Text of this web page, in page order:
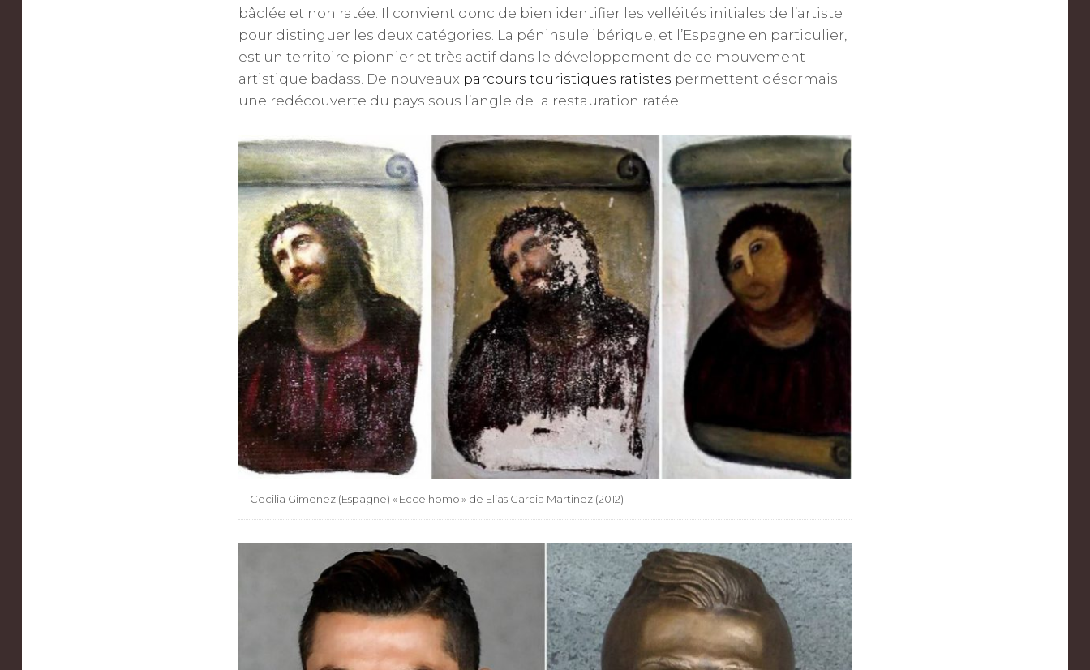
bâclée et non ratée. Il convient donc de bien identifier les velléités initiales de l’artiste
pour distinguer les deux catégories. La péninsule ibérique, et l’Espagne en particulier,
est un territoire pionnier et très actif dans le développement de ce mouvement
artistique badass. De nouveaux parcours touristiques ratistes permettent désormais
une redécouverte du pays sous l’angle de la restauration ratée.
Cecilia Gimenez (Espagne) « Ecce homo » de Elias Garcia Martinez (2012)